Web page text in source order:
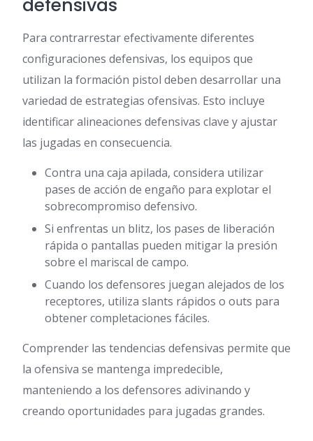
defensivas
Para contrarrestar efectivamente diferentes
configuraciones defensivas, los equipos que
utilizan la formación pistol deben desarrollar una
variedad de estrategias ofensivas. Esto incluye
identificar alineaciones defensivas clave y ajustar
las jugadas en consecuencia.
Contra una caja apilada, considera utilizar
pases de acción de engaño para explotar el
sobrecompromiso defensivo.
Si enfrentas un blitz, los pases de liberación
rápida o pantallas pueden mitigar la presión
sobre el mariscal de campo.
Cuando los defensores juegan alejados de los
receptores, utiliza slants rápidos o outs para
obtener completaciones fáciles.
Comprender las tendencias defensivas permite que
la ofensiva se mantenga impredecible,
manteniendo a los defensores adivinando y
creando oportunidades para jugadas grandes.